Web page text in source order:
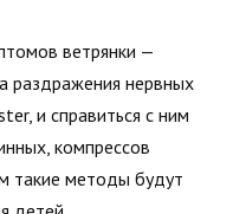
ветрянки —
раздражения нервных
и справиться с ним
компрессов
такие методы будут